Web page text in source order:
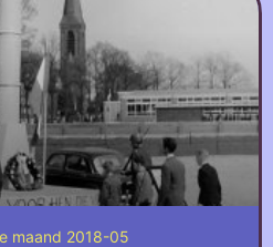
maand 2018-05